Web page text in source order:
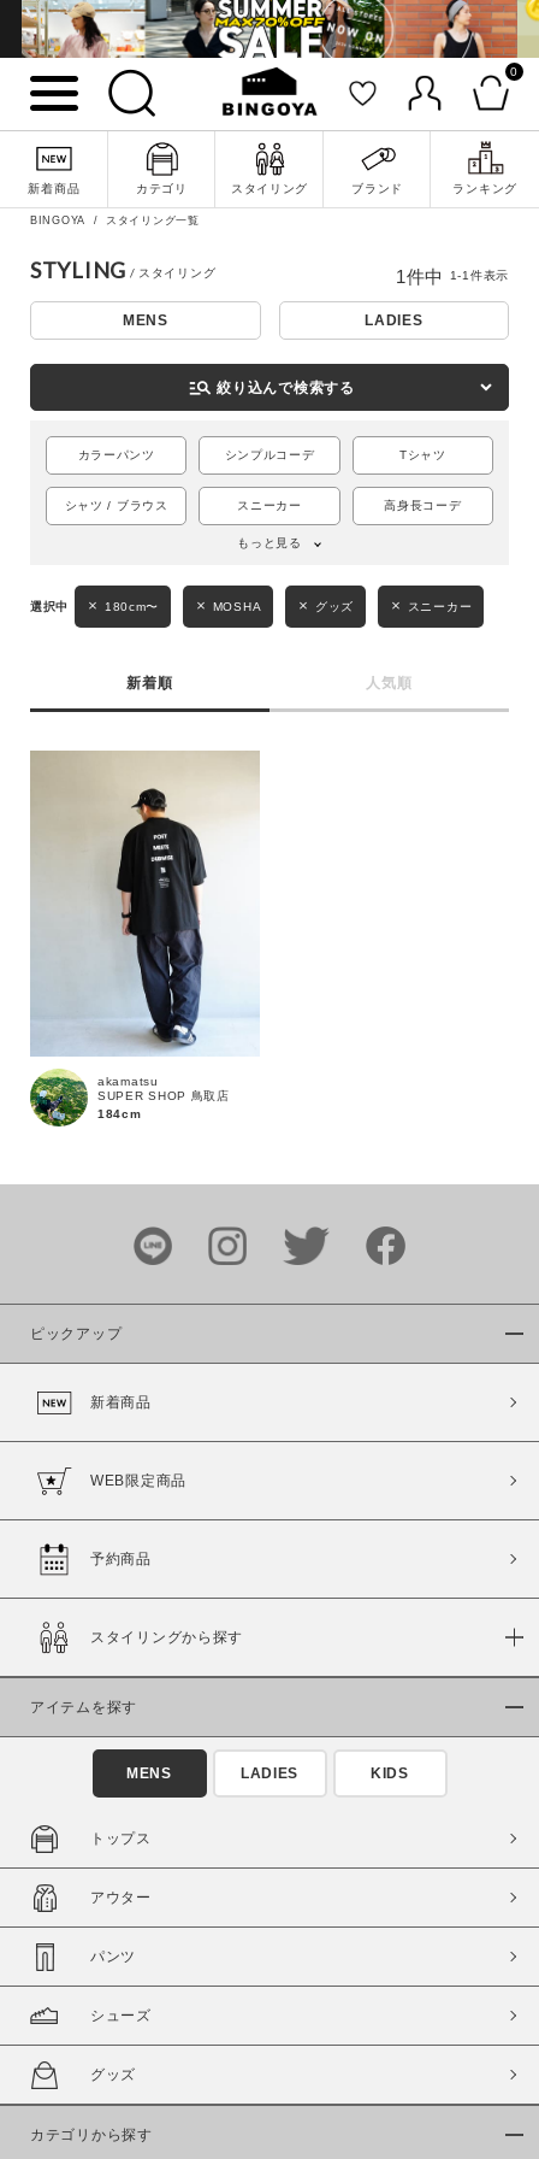
0
新着商品 カテゴリ スタイリング ブランド ランキング
詳細検索
キーワード
価格
～
商品タイプ
在庫
BINGOYA スタイリング一覧
STYLING
MENS LADIES
manage_search 絞り込んで検索する
カラーパンツ シンプルコーデ Tシャツ
シャツ / ブラウス スニーカー 高身長コーデ
もっと見る
180cm〜 MOSHA グッズ スニーカー
新着順 人気順
1件中 1-1件表示
akamatsu
SUPER SHOP 鳥取店
184cm
ピックアップ
新着商品
WEB限定商品
予約商品
スタイリングから探す
アイテムを探す
MENS LADIES KIDS
トップス
アウター
パンツ
シューズ
グッズ
カテゴリから探す